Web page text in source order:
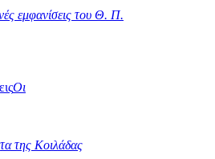
εμφανίσεις του Θ. Π.
Οι
της Κοιλάδας